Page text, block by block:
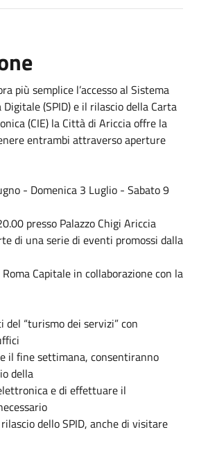
più semplice l’accesso al Sistema
(SPID) e il rilascio della Carta
(CIE) la Città di Ariccia offre la
entrambi attraverso aperture
- Domenica 3 Luglio - Sabato 9
presso Palazzo Chigi Ariccia
di una serie di eventi promossi dalla
Capitale in collaborazione con la
del “turismo dei servizi” con
il fine settimana, consentiranno
della
e di effettuare il
dello SPID, anche di visitare